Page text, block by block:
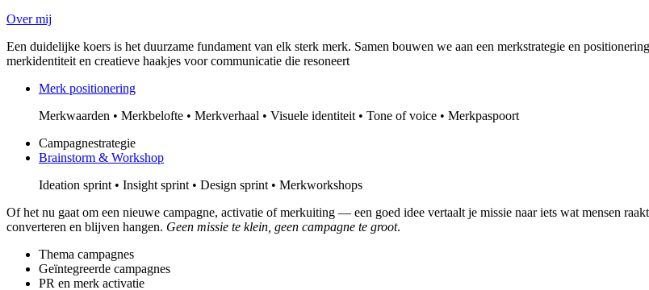
Over mij
Een duidelijke koers is het duurzame fundament van elk sterk merk. Samen bouwen we aan een merkstrategie en
merkidentiteit en creatieve haakjes voor communicatie die resoneert
Merk positionering
Merkwaarden • Merkbelofte • Merkverhaal • Visuele identiteit • Tone of voice • Merkpaspoort
Campagnestrategie
Brainstorm & Workshop
Ideation sprint • Insight sprint • Design sprint • Merkworkshops
Of het nu gaat om een nieuwe campagne, activatie of merkuiting — een goed idee vertaalt je missie naar iets wat mensen
converteren en blijven hangen. Geen missie te klein, geen campagne te groot.
Thema campagnes
Geïntegreerde campagnes
PR en merk activatie